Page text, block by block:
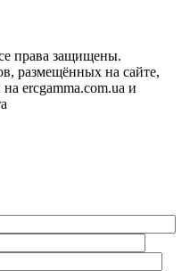
права защищены.
размещённых на сайте,
ercgamma.com.ua и